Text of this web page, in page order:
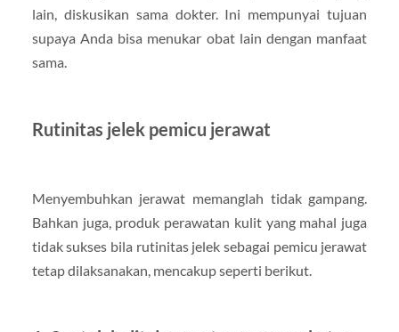
lain, diskusikan sama dokter. Ini mempunyai tujuan
supaya Anda bisa menukar obat lain dengan manfaat
sama.
Rutinitas jelek pemicu jerawat
Menyembuhkan jerawat memanglah tidak gampang.
Bahkan juga, produk perawatan kulit yang mahal juga
tidak sukses bila rutinitas jelek sebagai pemicu jerawat
tetap dilaksanakan, mencakup seperti berikut.